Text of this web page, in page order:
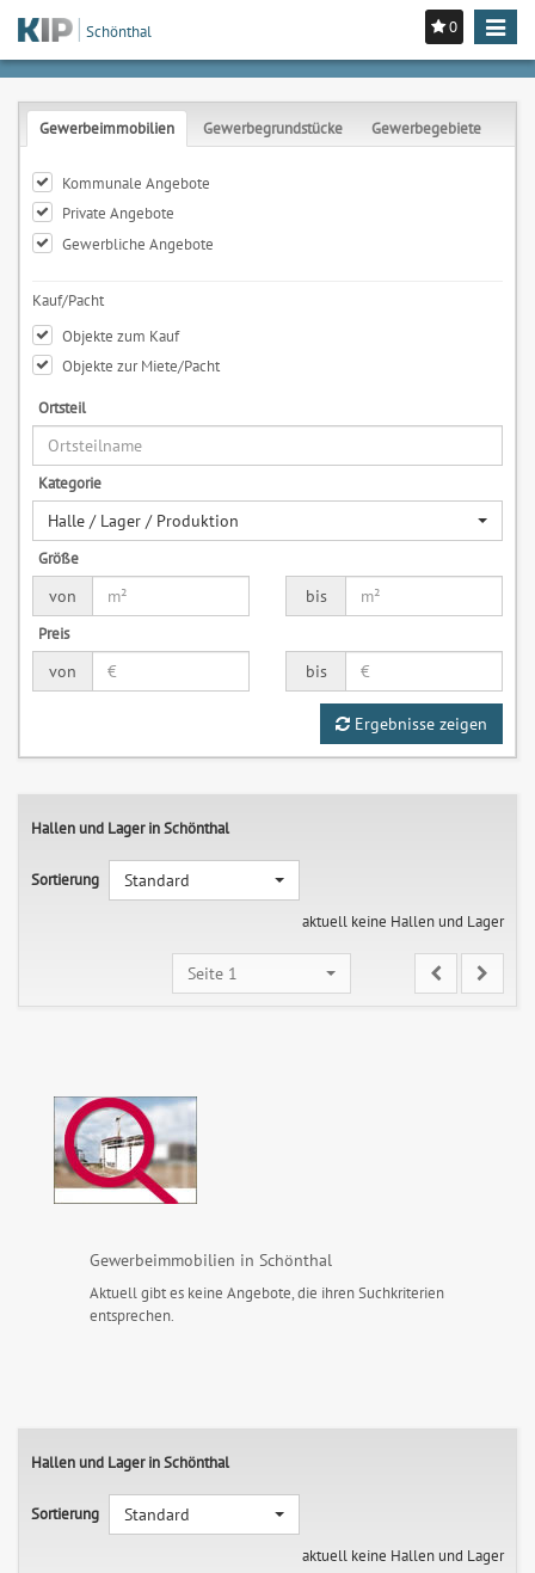
0
Toggle
Schönthal
Gewerbeimmobilien Gewerbegrundstücke Gewerbegebiete
Kommunale Angebote
Private Angebote
Gewerbliche Angebote
Kauf/Pacht
Objekte zum Kauf
Objekte zur Miete/Pacht
Ortsteil
Kategorie
Halle / Lager / Produktion
Größe
von
bis
Preis
von
bis
Ergebnisse zeigen
Hallen und Lager in Schönthal
Sortierung
Standard
aktuell keine Hallen und Lager
Seite 1
Gewerbeimmobilien in Schönthal
Aktuell gibt es keine Angebote, die ihren Suchkriterien
entsprechen.
Hallen und Lager in Schönthal
Sortierung
Standard
aktuell keine Hallen und Lager